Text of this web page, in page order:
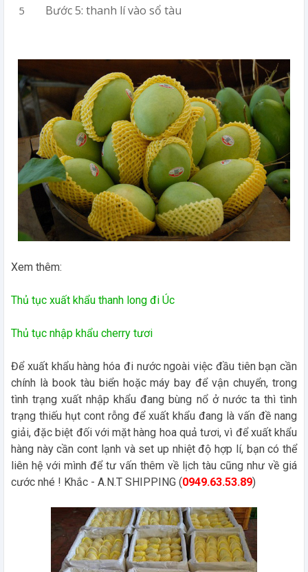
Bước 5: thanh lí vào sổ tàu
Xem thêm:
Thủ tục xuất khẩu thanh long đi Úc
Thủ tục nhập khẩu cherry tươi
Để xuất khẩu hàng hóa đi nước ngoài việc đầu tiên bạn cần
chính là book tàu biển hoặc máy bay để vận chuyển, trong
tình trạng xuất nhập khẩu đang bùng nổ ở nước ta thì tình
trạng thiếu hụt cont rỗng để xuất khẩu đang là vấn đề nang
giải, đặc biệt đối với mặt hàng hoa quả tươi, vì để xuất khẩu
hàng này cần cont lạnh và set up nhiệt độ hợp lí, bạn có thể
liên hệ với mình để tư vấn thêm về lịch tàu cũng như về giá
cước nhé ! Khắc - A.N.T SHIPPING (0949.63.53.89)